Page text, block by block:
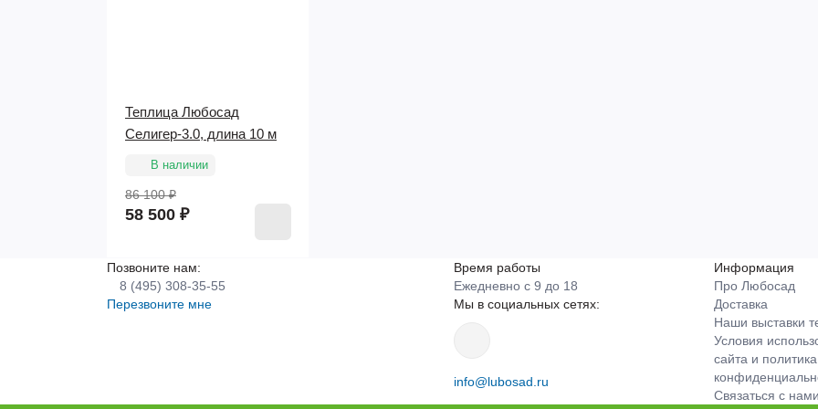
Теплица Любосад
Селигер-3.0, длина 10 м
В наличии
86 100 ₽
58 500 ₽
Позвоните нам:
8 (495) 308-35-55
Перезвоните мне
Время работы
Ежедневно с 9 до 18
Мы в социальных сетях:
info@lubosad.ru
Информация
Про Любосад
Доставка
Наши выставки
Условия
сайта и политика
Связаться с нами